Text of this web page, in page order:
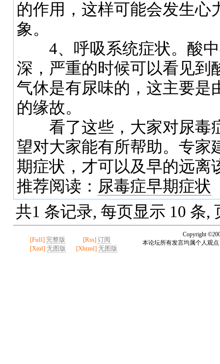
的作用，这样可能会发生心
象。
4、呼吸系统症状。酸中
深，严重的时候可以看见到
气休是有尿味的，这主要是
的缘故。
看了这些，大家对尿毒
望对大家能有所帮助。专家
期症状，才可以及早的远离
推荐阅读： 尿毒症早期症状
共1 条记录, 每页显示 10 条,
Copyright
本论坛所有发言均属个人观
[Full] 完整版 [Rss] 订阅
[Xml] 无图版 [Xhtml] 无图版